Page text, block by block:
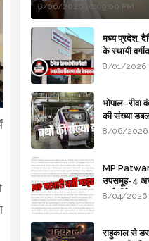
8/06/2026 10:09:00 PM
मध्य प्रदेश:
के स्थायी
सरकार का
8/01/2026
भोपाल–रीवा
की संख्या
8/06/2026
MP
उपसमूह-4
मार्गदर्शिका
8/04/2026
राहुकाल से